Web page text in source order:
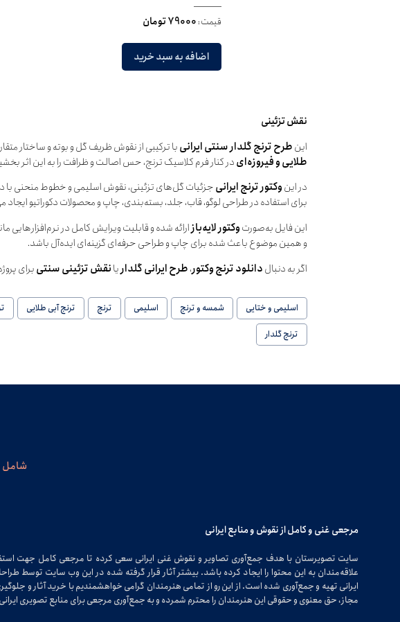
قیمت:79000 تومان
اضافه به سبد خرید
نقش تزئینی
اینطرح ترنج گلدار سنتی ایرانیبا ترکیبی از نقوش ظریف گل و بوته و ساختار
طلایی و فیروزه‌ایدر کنار فرم کلاسیک ترنج، حس اصالت و ظرافت را به این اثر
در اینوکتور ترنج ایرانیجزئیات گل‌های تزئینی، نقوش اسلیمی و خطوط منحنی با
برای استفاده در طراحی لوگو، قاب، جلد، بسته‌بندی، چاپ و محصولات دکوراتیو ایجاد
این فایل به‌صورتوکتور لایه‌باز
و همین موضوع باعث شده برای چاپ و طراحی حرفه‌ای گزینه‌ای ایده‌آل باشد.
اگر به دنبالدانلود ترنج وکتور،طرح ایرانی گلداریانقش تزئینی سنتیبرای
اسلیمی و ختایی شمسه و ترنج اسلیمی ترنج ترنج آبی طلایی
ترنج گلدار
شامل
مرجعی غنی و کامل از نقوش و منابع ایرانی
سایت تصویرستان با هدف جمع‌آوری تصاویر و نقوش غنی ایرانی سعی کرده تا مرجعی کامل جهت
علاقه‌مندان به این محتوا را ایجاد کرده باشد. بیشتر آثار قرار گرفته شده در این وب سایت توسط
ایرانی تهیه و جمع‌آوری شده است. از این رو از تمامی هنرمندان گرامی خواهشمندیم با خرید آثار و
مجاز، حق معنوی و حقوقی این هنرمندان را محترم شمرده و به جمع‌آوری مرجعی برای منابع تصویری